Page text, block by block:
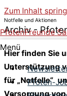
Zum Inhalt
PfotenFreunde
Menü
Pfoten-
Notfelle und Aktionen
Archiv -
Hier finden Sie
Unterstützung
für „Notfelle“
Versorgung